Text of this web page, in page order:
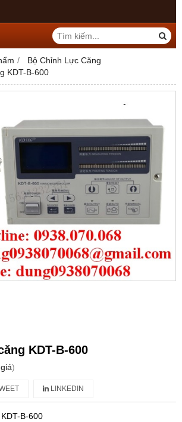
Bộ Chỉnh Lực Căng
KDT-B-600
KDT-B-600
)
LINKEDIN
KDT-B-600